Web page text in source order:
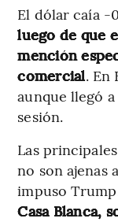
El dólar caía -
luego de que
mención
comercial. En
aunque llegó a
sesión.
Las
no son ajenas
impuso
Casa Blanca,